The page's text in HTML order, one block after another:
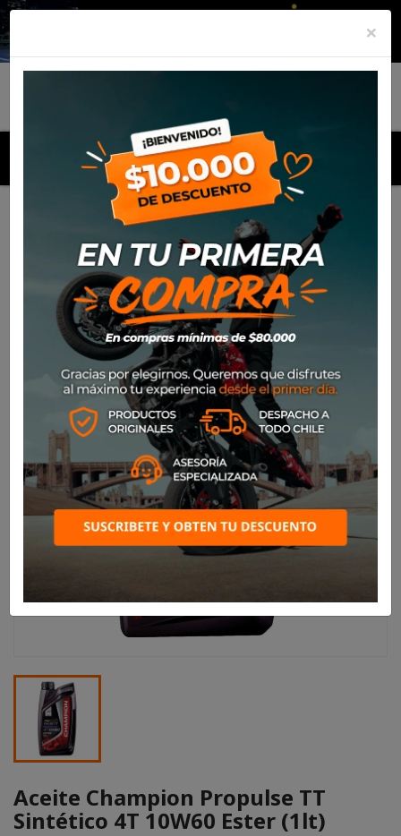
MENU
Productos
Aceite Champion Propulse TT Sintético
4T 10W60 Ester (1lt)
Aceite Champion Propulse TT
Sintético 4T 10W60 Ester (1lt)
×